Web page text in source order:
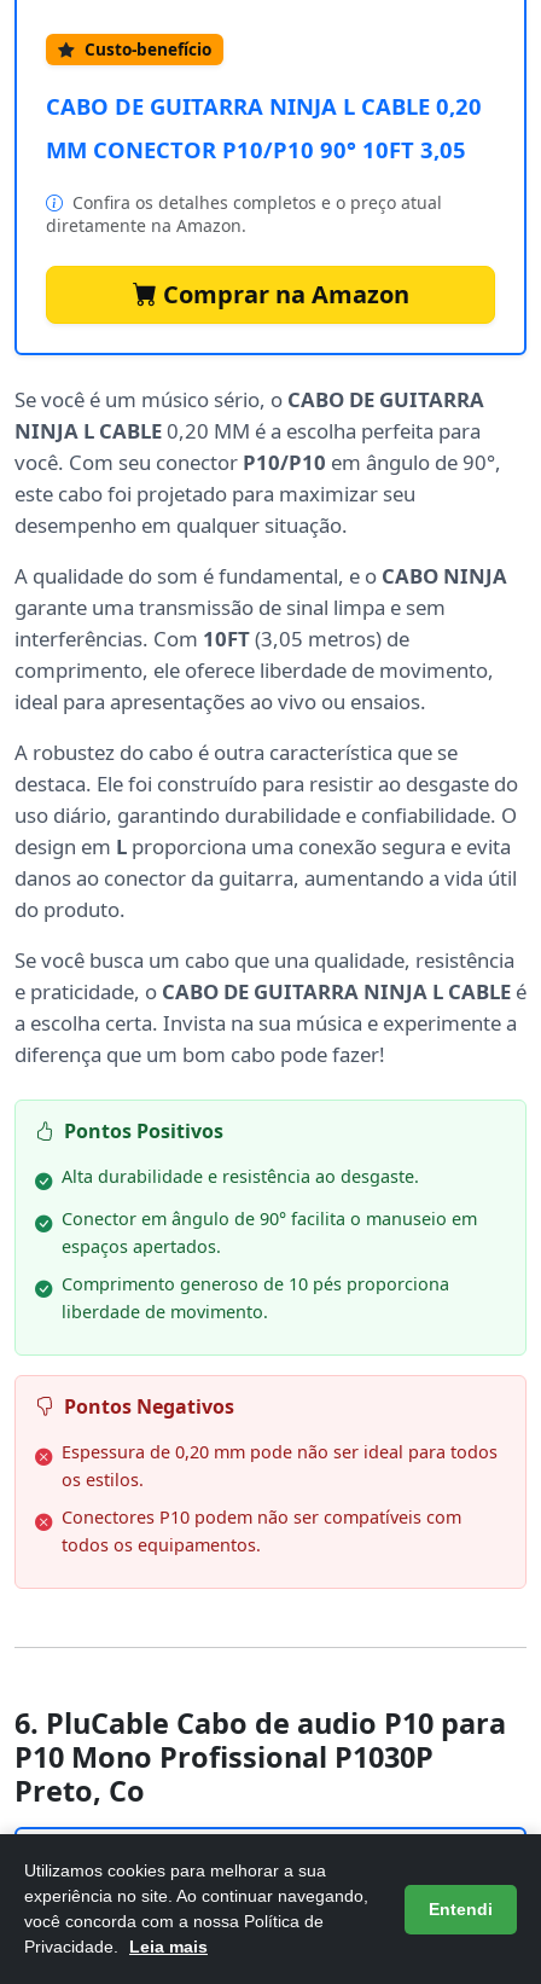
Custo-benefício
CABO DE GUITARRA NINJA L CABLE 0,20
MM CONECTOR P10/P10 90° 10FT 3,05
Confira os detalhes completos e o preço atual
diretamente na Amazon.
Comprar na Amazon
Se você é um músico sério, o CABO DE GUITARRA
NINJA L CABLE0,20 MM é a escolha perfeita para
você. Com seu conector P10/P10 em ângulo de 90°,
este cabo foi projetado para maximizar seu
desempenho em qualquer situação.
A qualidade do som é fundamental, e o CABO NINJA
garante uma transmissão de sinal limpa e sem
interferências. Com 10FT(3,05 metros) de
comprimento, ele oferece liberdade de movimento,
ideal para apresentações ao vivo ou ensaios.
A robustez do cabo é outra característica que se
destaca. Ele foi construído para resistir ao desgaste do
uso diário, garantindo durabilidade e confiabilidade. O
design em L proporciona uma conexão segura e evita
danos ao conector da guitarra, aumentando a vida útil
do produto.
Se você busca um cabo que una qualidade, resistência
e praticidade, o CABO DE GUITARRA NINJA L CABLE é
a escolha certa. Invista na sua música e experimente a
diferença que um bom cabo pode fazer!
Pontos Positivos
Alta durabilidade e resistência ao desgaste.
Conector em ângulo de 90° facilita o manuseio em
espaços apertados.
Comprimento generoso de 10 pés proporciona
liberdade de movimento.
Pontos Negativos
Espessura de 0,20 mm pode não ser ideal para todos
os estilos.
Conectores P10 podem não ser compatíveis com
todos os equipamentos.
6. PluCable Cabo de audio P10 para
P10 Mono Profissional P1030P
Preto, Co
Utilizamos cookies para melhorar a sua
experiência no site. Ao continuar navegando,
você concorda com a nossa Política de
Privacidade.
Leia mais
Entendi